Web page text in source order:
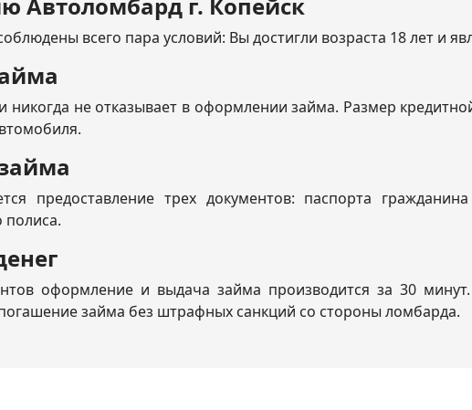
Автоломбард г. Копейск
всего пара условий: Вы достигли возраста 18 лет и
не отказывает в оформлении займа. Размер
предоставление трех документов: паспорта
полиса.
оформление и выдача займа производится за 30
займа без штрафных санкций со стороны ломбарда.